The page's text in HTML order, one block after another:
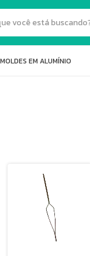
MOLDES EM ALUMÍNIO